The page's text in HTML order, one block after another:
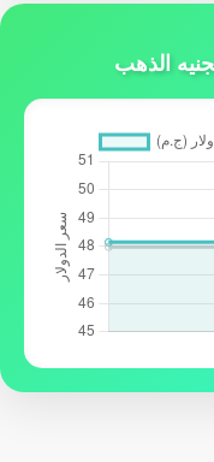
الذهب